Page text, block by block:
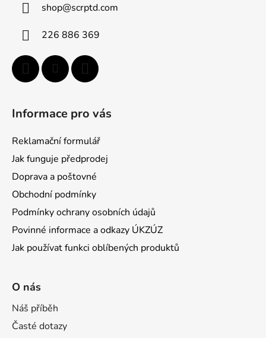
shop@scrptd.com
226 886 369
Informace pro vás
Reklamační formulář
Jak funguje předprodej
Doprava a poštovné
Obchodní podmínky
Podmínky ochrany osobních údajů
Povinné informace a odkazy ÚKZÚZ
Jak používat funkci oblíbených produktů
O nás
Náš příběh
Časté dotazy